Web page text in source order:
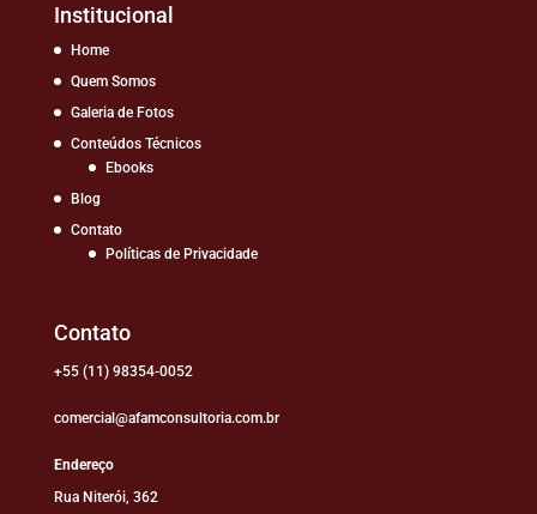
Institucional
Home
Quem Somos
Galeria de Fotos
Conteúdos Técnicos
Ebooks
Blog
Contato
Políticas de Privacidade
Contato
+55 (11) 98354-0052
comercial@afamconsultoria.com.br
Endereço
Rua Niterói, 362